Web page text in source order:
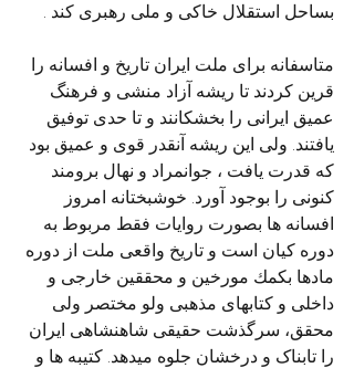
بساحل استقلال خاکی و ملی رهبری کند .
متاسفانه برای ملت ایران تاریخ و افسانه را
قرین کردند تا ریشه آزاد منشی و فرهنگ
عمیق ایرانی را بخشکانند و تا حدی توفیق
یافتند. ولی این ریشه آنقدر قوی و عمیق بود
که قدرت یافت ، جوانمراد و نهال برومند
کنونی را بوجود آورد. خوشبختانه امروز
افسانه ها بصورت روایات فقط مربوط به
دوره کیان است و تاریخ واقعی ملت از دوره
مادها بكمك مورخين و محققين خارجی و
داخلی و کتابهای مذهبی ولو مختصر ولی
محقق، سرگذشت حقیقی شاهنشاهی ایران
را تابناک و درخشان جلوه میدهد. کتیبه ها و